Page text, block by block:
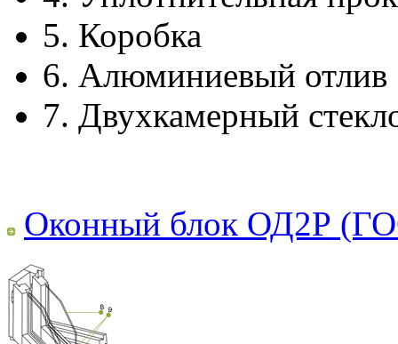
5. Коробка
6. Алюминиевый отлив
7. Двухкамерный
Оконный блок ОД2Р